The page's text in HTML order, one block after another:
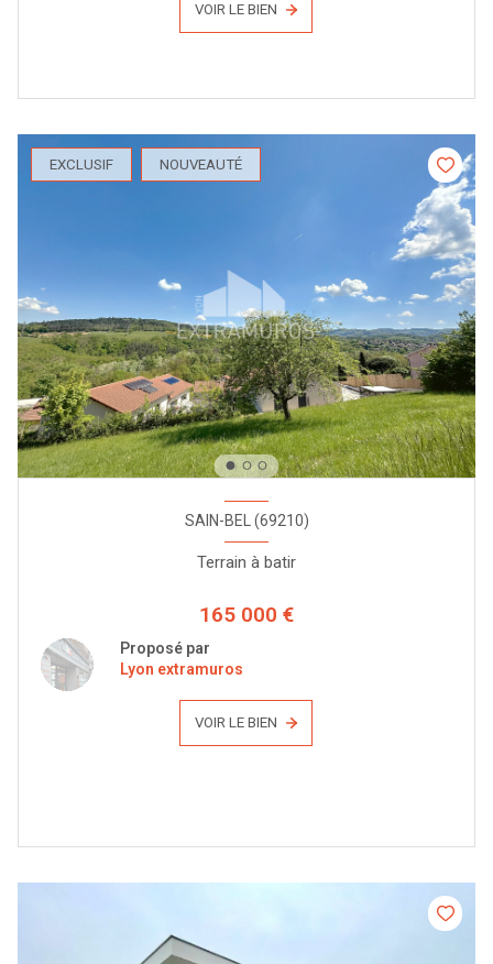
VOIR LE BIEN
EXCLUSIF NOUVEAUTÉ
SAIN-BEL (69210)
Terrain à batir
165 000 €
Proposé par
Lyon extramuros
VOIR LE BIEN